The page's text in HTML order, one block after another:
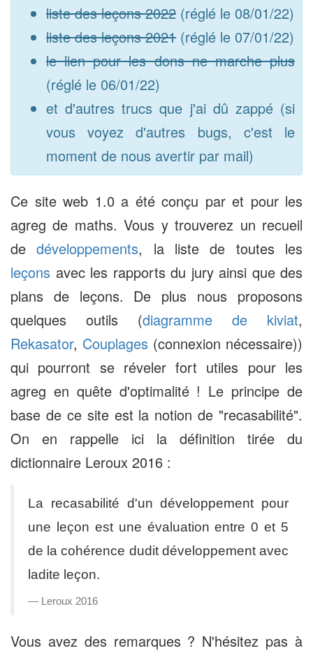
liste des leçons 2022 (réglé le 08/01/22)
liste des leçons 2021 (réglé le 07/01/22)
le lien pour les dons ne marche plus
(réglé le 06/01/22)
et d'autres trucs que j'ai dû zappé (si
vous voyez d'autres bugs, c'est le
moment de nous avertir par mail)
Ce site web 1.0 a été conçu par et pour les
agreg de maths. Vous y trouverez un recueil
dedéveloppements, la liste de toutes les
leçons avec les rapports du jury ainsi que des
plans de leçons. De plus nous proposons
quelques outils (diagramme de kiviat,
Rekasator, Couplages (connexion nécessaire))
qui pourront se réveler fort utiles pour les
agreg en quête d'optimalité ! Le principe de
base de ce site est la notion de "recasabilité".
On en rappelle ici la définition tirée du
dictionnaire Leroux 2016 :
La recasabilité d'un développement pour
une leçon est une évaluation entre 0 et 5
de la cohérence dudit développement avec
ladite leçon.
Leroux 2016
Vous avez des remarques ? N'hésitez pas à